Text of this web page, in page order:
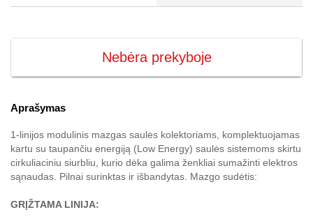
Nebėra prekyboje
Aprašymas
1-linijos modulinis mazgas saulės kolektoriams, komplektuojamas
kartu su taupančiu energiją (Low Energy) saulės sistemoms skirtu
cirkuliaciniu siurbliu, kurio dėka galima ženkliai sumažinti elektros
sąnaudas. Pilnai surinktas ir išbandytas. Mazgo sudėtis:
GRĮŽTAMA LINIJA: